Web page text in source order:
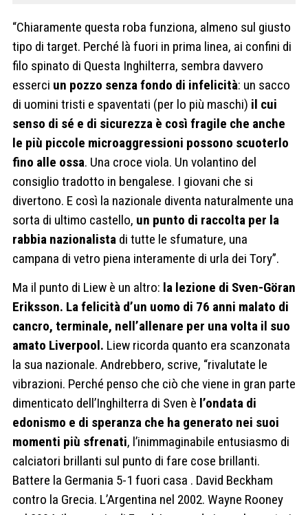
“Chiaramente questa roba funziona, almeno sul giusto
tipo di target. Perché là fuori in prima linea, ai confini di
filo spinato di Questa Inghilterra, sembra davvero
esserci un pozzo senza fondo di infelicità: un sacco
di uomini tristi e spaventati (per lo più maschi) il cui
senso di sé e di sicurezza è così fragile che anche
le più piccole microaggressioni possono scuoterlo
fino alle ossa. Una croce viola. Un volantino del
consiglio tradotto in bengalese. I giovani che si
divertono. E così la nazionale diventa naturalmente una
sorta di ultimo castello, un punto di raccolta per la
rabbia nazionalista di tutte le sfumature, una
campana di vetro piena interamente di urla dei Tory”.
Ma il punto di Liew è un altro: la lezione di Sven-Göran
Eriksson. La felicità d’un uomo di 76 anni malato di
cancro, terminale, nell’allenare per una volta il suo
amato Liverpool. Liew ricorda quanto era scanzonata
la sua nazionale. Andrebbero, scrive, “rivalutate le
vibrazioni. Perché penso che ciò che viene in gran parte
dimenticato dell’Inghilterra di Sven è l’ondata di
edonismo e di speranza che ha generato nei suoi
momenti più sfrenati, l’inimmaginabile entusiasmo di
calciatori brillanti sul punto di fare cose brillanti.
Battere la Germania 5-1 fuori casa . David Beckham
contro la Grecia. L’Argentina nel 2002. Wayne Rooney